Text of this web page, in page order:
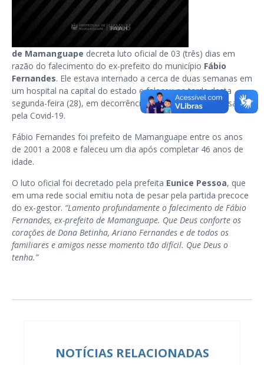
de Mamanguape decreta luto oficial de 03 (três) dias em
razão do falecimento do ex-prefeito do município Fábio
Fernandes. Ele estava internado a cerca de duas semanas em
um hospital na capital do estado e faleceu na tarde desta
segunda-feira (28), em decorrência de complicações causadas
pela Covid-19.
Fábio Fernandes foi prefeito de Mamanguape entre os anos
de 2001 a 2008 e faleceu um dia após completar 46 anos de
idade.
O luto oficial foi decretado pela prefeita Eunice Pessoa, que
em uma rede social emitiu nota de pesar pela partida precoce
do ex-gestor. “Lamento profundamente o falecimento de Fábio
Fernandes, ex-prefeito de Mamanguape. Que Deus conforte os
corações de Dona Betinha, Ariano Fernandes e de todos os
familiares e amigos nesse momento tão difícil. Que Deus o
tenha.”
NOTÍCIAS RELACIONADAS